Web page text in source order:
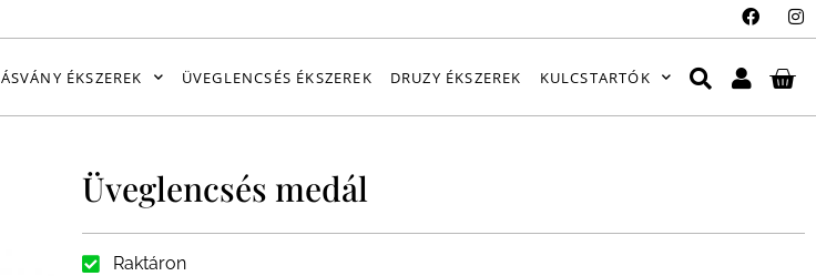
ÁSVÁNY ÉKSZEREK ÜVEGLENCSÉS ÉKSZEREK DRUZY ÉKSZEREK KULCSTARTÓK
Üveglencsés medál
Raktáron